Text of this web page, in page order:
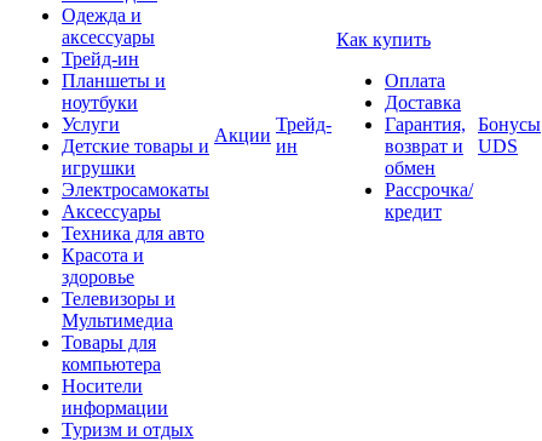
Одежда и
аксессуары
Трейд-ин
Планшеты и
ноутбуки
Услуги
Детские товары и
игрушки
Электросамокаты
Аксессуары
Техника для авто
Красота и
здоровье
Телевизоры и
Мультимедиа
Товары для
компьютера
Носители
информации
Туризм и отдых
Акции
Трейд-
ин
Как купить
Оплата
Доставка
Гарантия,
возврат и
обмен
Рассрочка/
кредит
Бонусы
UDS